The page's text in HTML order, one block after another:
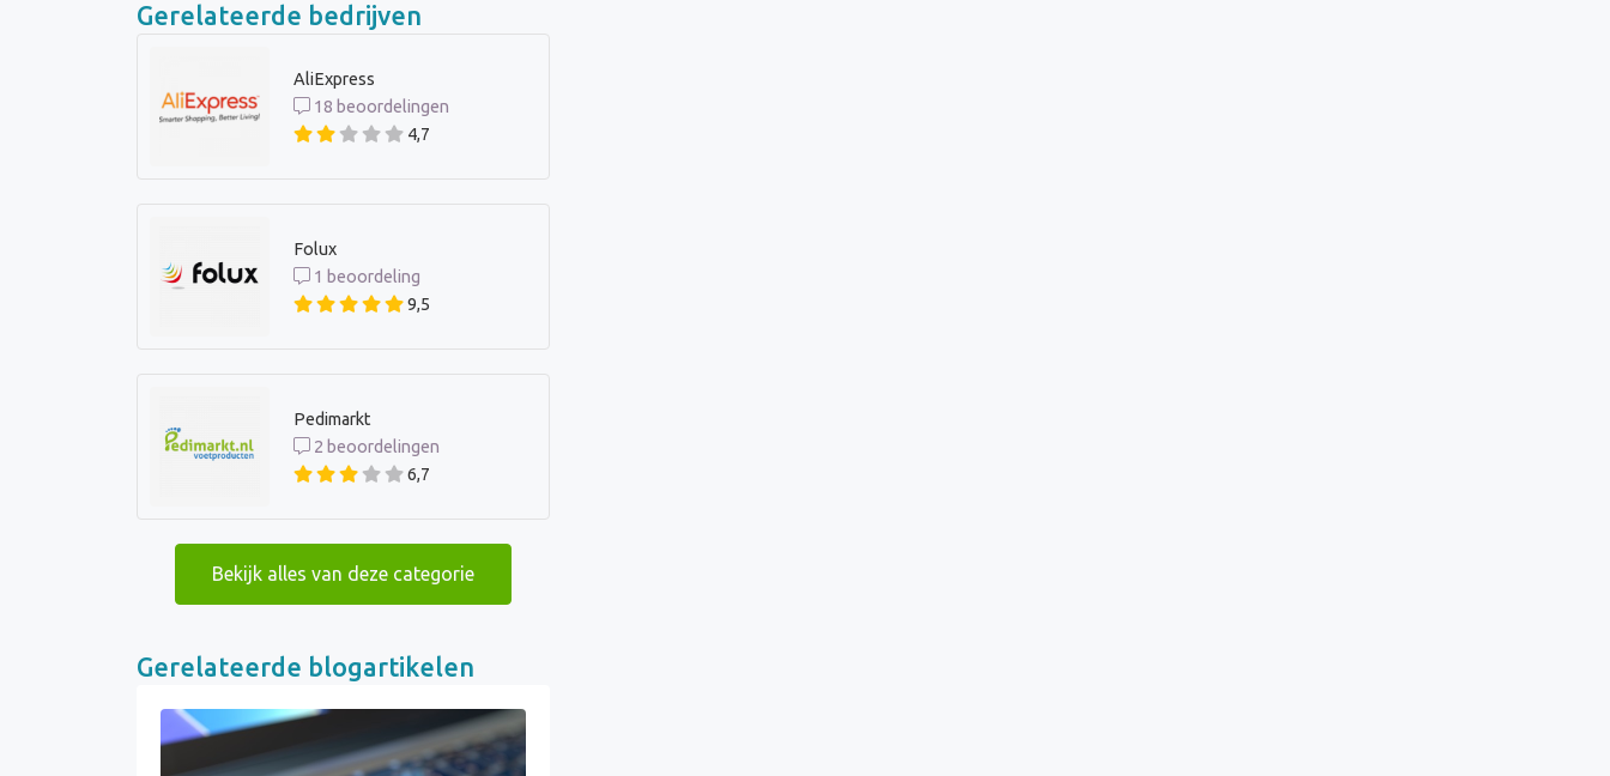
Gerelateerde bedrijven
AliExpress
18 beoordelingen
4,7
Folux
1 beoordeling
9,5
Pedimarkt
2 beoordelingen
6,7
Bekijk alles van deze categorie
Gerelateerde blogartikelen